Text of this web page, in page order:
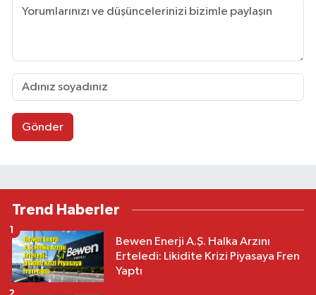
Gönder
Trend Haberler
Bewen Enerji A.Ş. Halka Arzını
Erteledi: Likidite Krizi Piyasaya Fren
Yaptı